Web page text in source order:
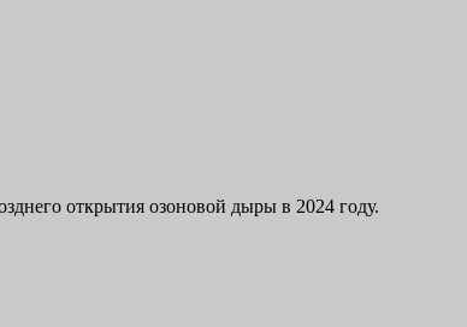
открытия озоновой дыры в 2024 году.